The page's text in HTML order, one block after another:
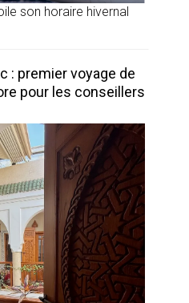
son horaire hivernal
: premier voyage de
pour les conseillers